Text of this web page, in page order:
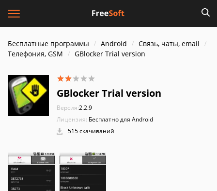
Бесплатные программы Android
Связь, чаты, email
Телефония, GSM
GBlocker Trial version
GBlocker Trial version
Версия:2.2.9
Лицензия: Бесплатно для Android
515 скачиваний